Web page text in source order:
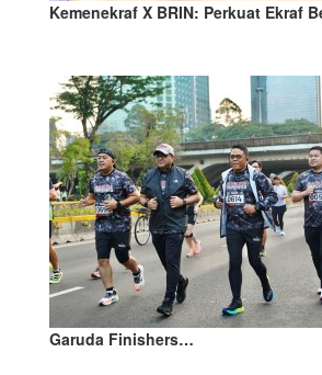
Kemenekraf X BRIN: Perkuat Ekraf
Garuda Finishers…